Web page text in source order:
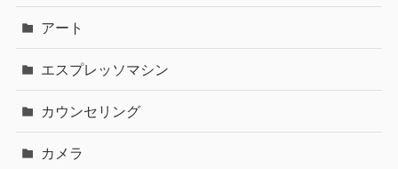
アート
エスプレッソマシン
カウンセリング
カメラ